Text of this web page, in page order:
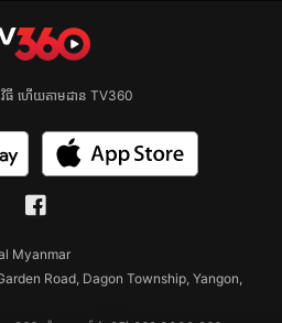
ធី ហើយតាមដាន TV360
Myanmar
Road, Dagon Township, Yangon,